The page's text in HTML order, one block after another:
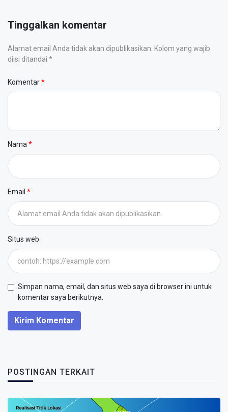
Tinggalkan komentar
Alamat email Anda tidak akan dipublikasikan. Kolom yang wajib
diisi ditandai *
Komentar
Nama
Email
Situs web
Simpan nama, email, dan situs web saya di browser ini untuk
komentar saya berikutnya.
Kirim Komentar
POSTINGAN TERKAIT